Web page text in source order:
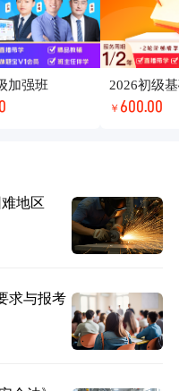
加强班 2026初级
￥ 600.00
地区
求与报考